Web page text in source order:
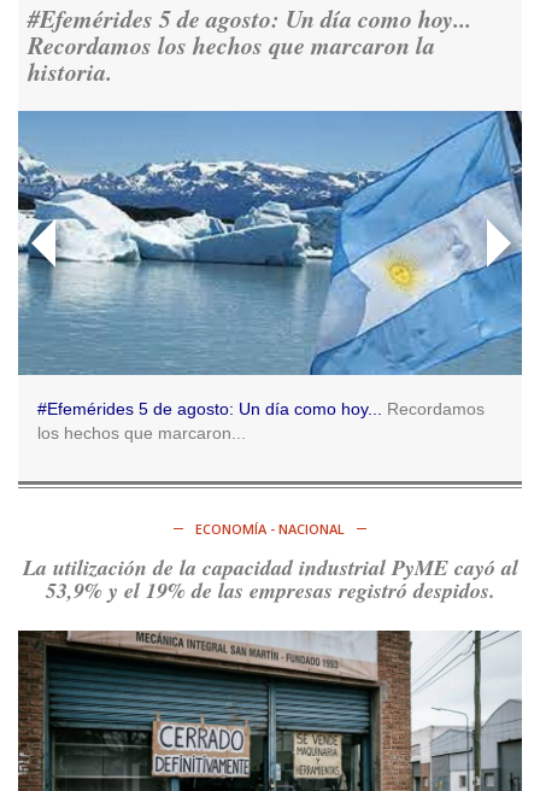
Ver en X
@consensopatagon
: 📢 MARCHAMOS 📍Desde la ex ESMA
hasta San José 1111, hacia Plaza de Mayo.
https://t.co/o7PaEbKM36
Ver en X
Consenso Patagónico
@consensopatagon
5d
RT @caortega64:https://t.co/q6PsJKqeuz
Consenso Patagónico
derechos y por su organización. Hoy lo vuelven a intentar.
Ver en X
Consenso Patagónico
@consensopatagon
RT@caortega64: A#50AñosDelGolpe, la memoria es
presente y es futuro.https://t.co/uhRcKnCCc5
Ver en X
#Efemérides 5 de agosto: Un día como hoy...
Recordamos los hechos que marcaron la
historia.
#Efemérides 5 de agosto: Un día como hoy... Recordamos
los hechos que marcaron...
ECONOMÍA - NACIONAL
La utilización de la capacidad industrial PyME cayó al
53,9% y el 19% de las empresas registró despidos.